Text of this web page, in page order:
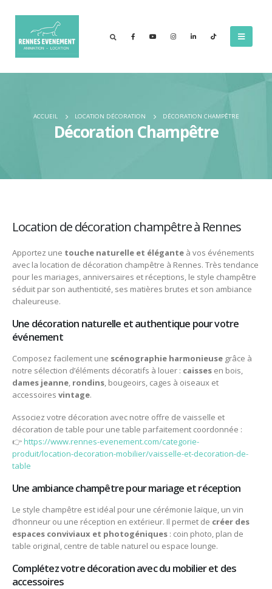
ACCUEIL LOCATION DÉCORATION DÉCORATION CHAMPÊTRE
Décoration Champêtre
Location de décoration champêtre à Rennes
Apportez une touche naturelle et élégante à vos événements
avec la location de décoration champêtre à Rennes. Très tendance
pour les mariages, anniversaires et réceptions, le style champêtre
séduit par son authenticité, ses matières brutes et son ambiance
chaleureuse.
Une décoration naturelle et authentique pour votre
événement
Composez facilement une scénographie harmonieuse grâce à
notre sélection d’éléments décoratifs à louer : caisses en bois,
dames jeanne, rondins, bougeoirs, cages à oiseaux et
accessoires vintage.
Associez votre décoration avec notre offre de vaisselle et
décoration de table pour une table parfaitement coordonnée :
👉https://www.rennes-evenement.com/categorie-
produit/location-decoration-mobilier/vaisselle-et-decoration-de-
table
Une ambiance champêtre pour mariage et réception
Le style champêtre est idéal pour une cérémonie laïque, un vin
d’honneur ou une réception en extérieur. Il permet de créer des
espaces conviviaux et photogéniques : coin photo, plan de
table original, centre de table naturel ou espace lounge.
Complétez votre décoration avec du mobilier et des
accessoires